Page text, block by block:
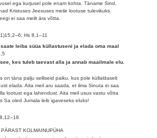
ega kurjusel pole enam kohta. Täname Sind,
Kristuses Jeesuses meile lootuse tulevikuks.
ei saa meilt ära võtta.
Hs 8,1–11
saate leiba süüa küllastuseni ja elada oma maal
kes tuleb taevast alla ja annab maailmale elu.
on täna palju selliseid paiku, kus pole küllaldaselt
elada. Aita meil aru saada, et ilma Sinuta ei saa
lootust ega lahendust. Aita meil usus vastu võtta
Sa oled Jumala leib igaveseks eluks!
KOLMAINUPÜHA